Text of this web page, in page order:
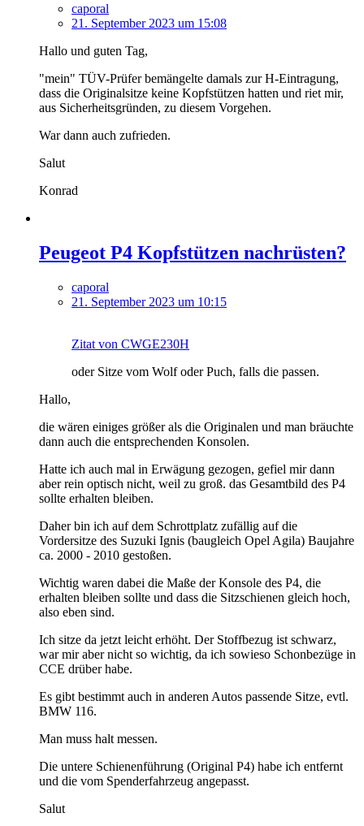
caporal
21. September 2023 um 15:08
Hallo und guten Tag,
"mein" TÜV-Prüfer bemängelte damals zur H-Eintragung,
dass die Originalsitze keine Kopfstützen hatten und riet mir,
aus Sicherheitsgründen, zu diesem Vorgehen.
War dann auch zufrieden.
Salut
Konrad
Peugeot P4 Kopfstützen nachrüsten?
caporal
21. September 2023 um 10:15
Zitat von CWGE230H
oder Sitze vom Wolf oder Puch, falls die passen.
Hallo,
die wären einiges größer als die Originalen und man bräuchte
dann auch die entsprechenden Konsolen.
Hatte ich auch mal in Erwägung gezogen, gefiel mir dann
aber rein optisch nicht, weil zu groß. das Gesamtbild des P4
sollte erhalten bleiben.
Daher bin ich auf dem Schrottplatz zufällig auf die
Vordersitze des Suzuki Ignis (baugleich Opel Agila) Baujahre
ca. 2000 - 2010 gestoßen.
Wichtig waren dabei die Maße der Konsole des P4, die
erhalten bleiben sollte und dass die Sitzschienen gleich hoch,
also eben sind.
Ich sitze da jetzt leicht erhöht. Der Stoffbezug ist schwarz,
war mir aber nicht so wichtig, da ich sowieso Schonbezüge in
CCE drüber habe.
Es gibt bestimmt auch in anderen Autos passende Sitze, evtl.
BMW 116.
Man muss halt messen.
Die untere Schienenführung (Original P4) habe ich entfernt
und die vom Spenderfahrzeug angepasst.
Salut